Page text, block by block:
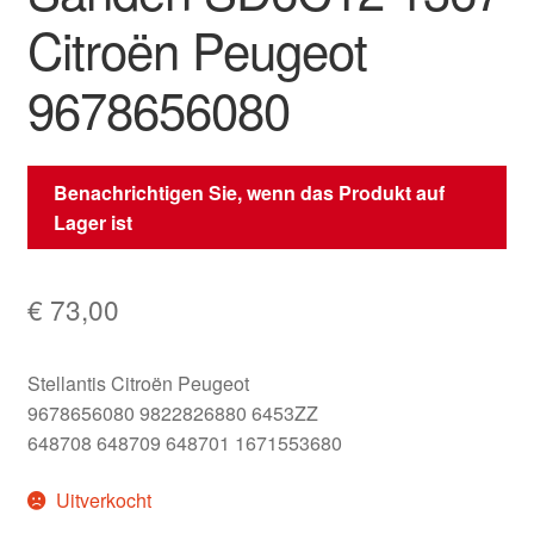
Citroën Peugeot
9678656080
Benachrichtigen Sie, wenn das Produkt auf
Lager ist
€ 73,00
Stellantis Citroën Peugeot
9678656080 9822826880 6453ZZ
648708 648709 648701 1671553680
Uitverkocht